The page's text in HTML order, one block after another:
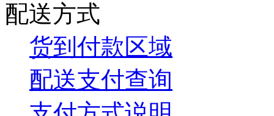
配送方式
货到付款区域
配送支付查询